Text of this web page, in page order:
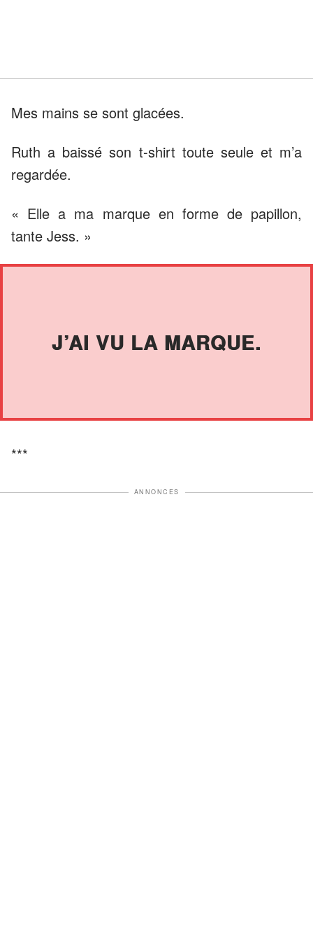
Mes mains se sont glacées.
Ruth a baissé son t-shirt toute seule et m’a
regardée.
« Elle a ma marque en forme de papillon,
tante Jess. »
J’AI VU LA MARQUE.
***
ANNONCES